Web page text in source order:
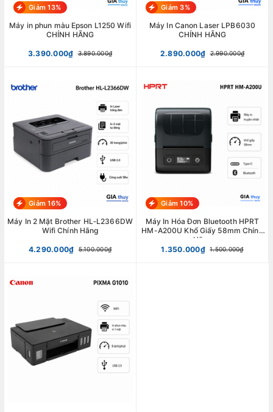
Giảm 13%
Máy in phun màu Epson L1250 Wifi
CHÍNH HÃNG
3.390.000₫ 3.890.000₫
Giảm 3%
Máy In Canon Laser LPB6030
CHÍNH HÃNG
2.890.000₫ 2.990.000₫
Giảm 16%
Máy In 2 Mặt Brother HL‑L2366DW
Wifi Chính Hãng
4.290.000₫ 5.100.000₫
Giảm 10%
Máy In Hóa Đơn Bluetooth HPRT
HM-A200U Khổ Giấy 58mm Chính
Hãng
1.350.000₫
1.500.000₫